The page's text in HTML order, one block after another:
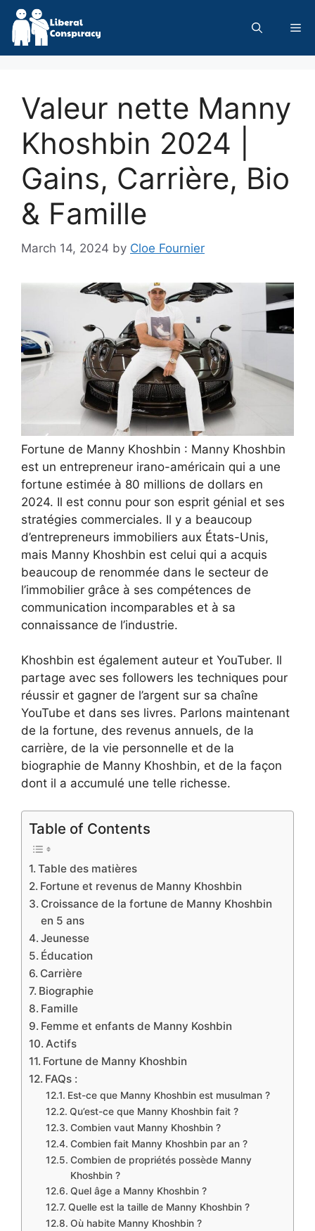
Skip
content
Valeur nette Manny
Khoshbin 2024 |
Gains, Carrière, Bio
& Famille
March 14, 2024 by Cloe Fournier
Fortune de Manny Khoshbin : Manny Khoshbin
est un entrepreneur irano-américain qui a une
fortune estimée à 80 millions de dollars en
2024. Il est connu pour son esprit génial et ses
stratégies commerciales. Il y a beaucoup
d’entrepreneurs immobiliers aux États-Unis,
mais Manny Khoshbin est celui qui a acquis
beaucoup de renommée dans le secteur de
l’immobilier grâce à ses compétences de
communication incomparables et à sa
connaissance de l’industrie.
Khoshbin est également auteur et YouTuber. Il
partage avec ses followers les techniques pour
réussir et gagner de l’argent sur sa chaîne
YouTube et dans ses livres. Parlons maintenant
de la fortune, des revenus annuels, de la
carrière, de la vie personnelle et de la
biographie de Manny Khoshbin, et de la façon
dont il a accumulé une telle richesse.
Table of Contents
Table des matières
Fortune et revenus de Manny Khoshbin
Croissance de la fortune de Manny Khoshbin
en 5 ans
Jeunesse
Éducation
Carrière
Biographie
Famille
Femme et enfants de Manny Koshbin
Actifs
Fortune de Manny Khoshbin
FAQs :
Est-ce que Manny Khoshbin est musulman ?
Qu’est-ce que Manny Khoshbin fait ?
Combien vaut Manny Khoshbin ?
Combien fait Manny Khoshbin par an ?
Combien de propriétés possède Manny
Khoshbin ?
Quel âge a Manny Khoshbin ?
Quelle est la taille de Manny Khoshbin ?
Où habite Manny Khoshbin ?